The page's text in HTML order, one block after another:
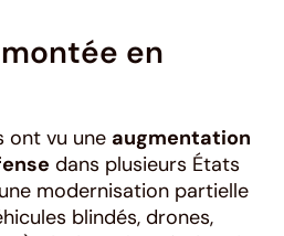
en
ont vu une augmentation
dans plusieurs États
modernisation partielle
blindés, drones,